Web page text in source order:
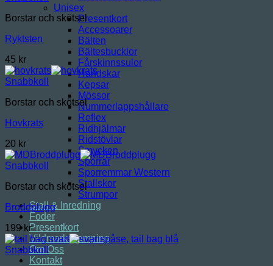
Unisex
Presentkort
Accessoarer
Bälten
Bältesbucklor
Fårskinnssulor
Handskar
Kepsar
Mössor
Nummerlappshållare
Reflex
Ridhjälmar
Ridstövlar
Smycken
Sporrar
Sporremmar Western
Stallskor
Strumpor
Stall & Inredning
Foder
Presentkort
Vildmarkscamping
Om Oss
Kontakt
Borstar och skötsel
Ryktsten
45 kr
Snabbkoll
Borstar och skötsel
Hovkrats
20 kr
Snabbkoll
Borstar och skötsel
Broddplugg
199 kr
Snabbkoll